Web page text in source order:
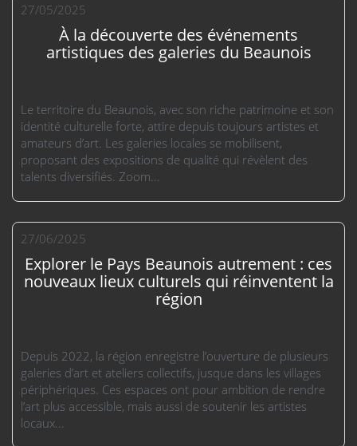
27/05/2025
À la découverte des événements
artistiques des galeries du Beaunois
Le territoire du Beaunois, avec son riche patrimoine et son
identité culturelle forte, attire depuis toujours artistes et
amateurs d’art. Les galeries locales se mobilisent,
proposant des expositions de qualité qui révèlent des
talents diversifiés. Zoom...
27/06/2025
Explorer le Pays Beaunois autrement : ces
nouveaux lieux culturels qui réinventent la
région
Depuis 2022, la région enregistre l’ouverture de plusieurs
galeries d’art et ateliers collectifs, jusque dans les villages
périphériques. Ces espaces ont pour ambition de rendre
l’art plus accessible, mais aussi de soutenir les artistes
locaux...